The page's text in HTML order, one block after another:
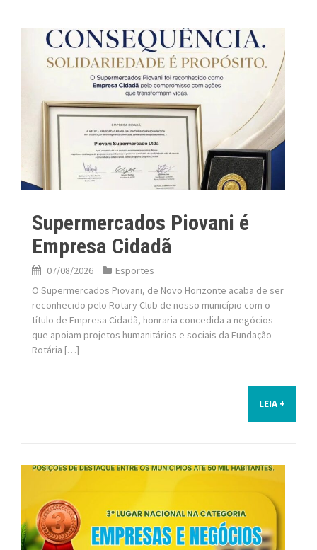
Supermercados Piovani é
Empresa Cidadã
07/08/2026
Esportes
O Supermercados Piovani, de Novo Horizonte acaba de ser
reconhecido pelo Rotary Club de nosso município com o
título de Empresa Cidadã, honraria concedida a negócios
que apoiam projetos humanitários e sociais da Fundação
Rotária […]
LEIA +